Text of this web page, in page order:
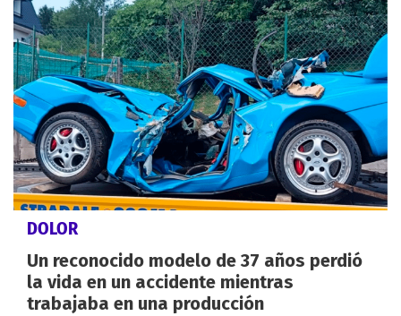
DOLOR
Un reconocido modelo de 37 años perdió
la vida en un accidente mientras
trabajaba en una producción